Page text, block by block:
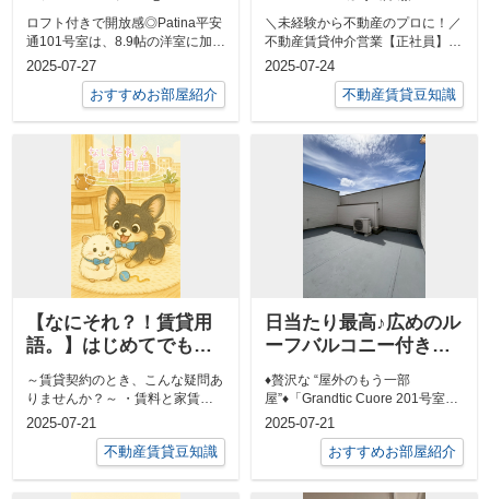
平安通101】
ロフト付きで開放感◎Patina平安
通101号室は、8.9帖の洋室に加え
て広々とした6.5帖のロフト...
2025-07-27
おすすめお部屋紹介
ッフ募集！
＼未経験から不動産のプロに！／
不動産賃貸仲介営業【正社員】2
名募集！名古屋市中区錦3丁目に
ある当社で...
2025-07-24
不動産賃貸豆知識
【なにそれ？！賃貸用
語。】はじめてでもわ
敷金・礼金・保証金・
敷引のキホン
～賃貸契約のとき、こんな疑問あ
りませんか？～ ・賃料と家賃っ
て違うの？ ・敷金っ...
2025-07-21
不動産賃貸豆知識
日当たり最高♪広めのル
ーフバルコニー付き
201号室」
♦贅沢な “屋外のもう一部
屋”♦「Grandtic Cuore 201号室」
の最大の特徴はルーフバル...
2025-07-21
おすすめお部屋紹介